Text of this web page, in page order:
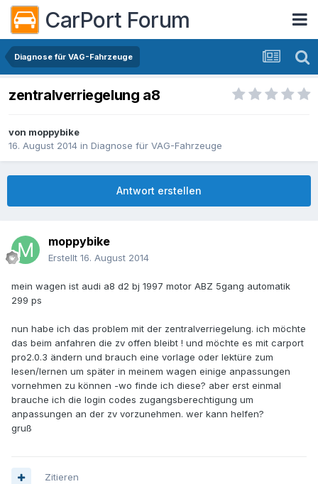
CarPort Forum
Diagnose für VAG-Fahrzeuge
zentralverriegelung a8
von moppybike
16. August 2014 in Diagnose für VAG-Fahrzeuge
Antwort erstellen
moppybike
Erstellt 16. August 2014
mein wagen ist audi a8 d2 bj 1997 motor ABZ 5gang automatik
299 ps
nun habe ich das problem mit der zentralverriegelung. ich möchte
das beim anfahren die zv offen bleibt ! und möchte es mit carport
pro2.0.3 ändern und brauch eine vorlage oder lektüre zum
lesen/lernen um später in meinem wagen einige anpassungen
vornehmen zu können -wo finde ich diese? aber erst einmal
brauche ich die login codes zugangsberechtigung um
anpassungen an der zv vorzunehmen. wer kann helfen?
gruß
Zitieren